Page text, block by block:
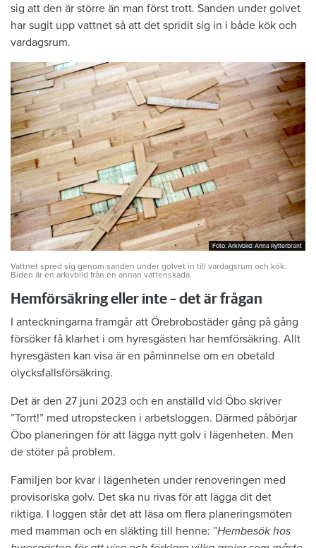
sig att den är större än man först trott. Sanden under golvet
har sugit upp vattnet så att det spridit sig in i både kök och
vardagsrum.
Foto: Arkivbild: Anna Rytterbrant
Foto: Arkivbild: Anna Rytterbrant
Vattnet spred sig genom sanden under golvet in till vardagsrum och kök.
Biden är en arkivbild från en annan vattenskada.
Hemförsäkring eller inte – det är frågan
I anteckningarna framgår att Örebrobostäder gång på gång
försöker få klarhet i om hyresgästen har hemförsäkring. Allt
hyresgästen kan visa är en påminnelse om en obetald
olycksfallsförsäkring.
Det är den 27 juni 2023 och en anställd vid Öbo skriver
”Torrt!” med utropstecken i arbetsloggen. Därmed påbörjar
Öbo planeringen för att lägga nytt golv i lägenheten. Men
de stöter på problem.
Familjen bor kvar i lägenheten under renoveringen med
provisoriska golv. Det ska nu rivas för att lägga dit det
riktiga. I loggen står det att läsa om flera planeringsmöten
med mamman och en släkting till henne: ”Hembesök hos